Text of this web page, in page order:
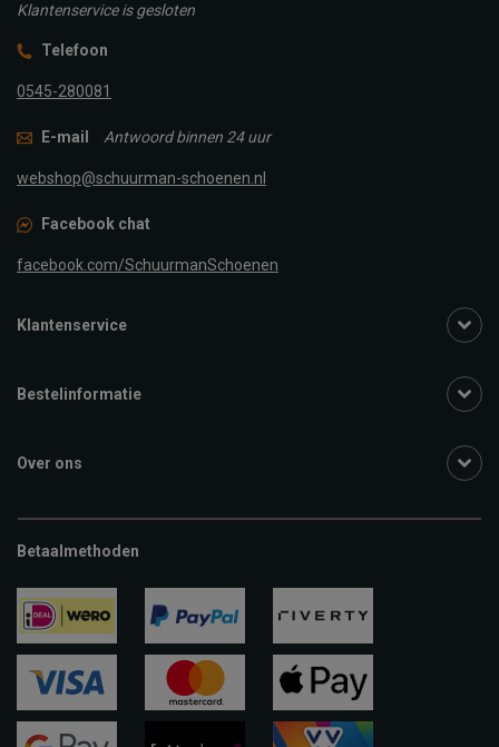
Klantenservice is gesloten
Telefoon
0545-280081
E-mail Antwoord binnen 24 uur
webshop@schuurman-schoenen.nl
Facebook chat
facebook.com/SchuurmanSchoenen
Klantenservice
Bestelinformatie
Over ons
Betaalmethoden
ideal paypal riverty
visa
apple-